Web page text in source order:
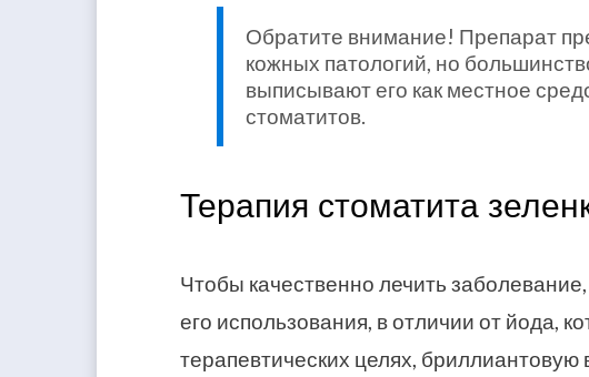
Обратите внимание! Препарат
кожных патологий, но
выписывают его как местное
стоматитов.
Терапия стоматита
Чтобы качественно лечить
его использования, в отличии от йода,
терапевтических целях,